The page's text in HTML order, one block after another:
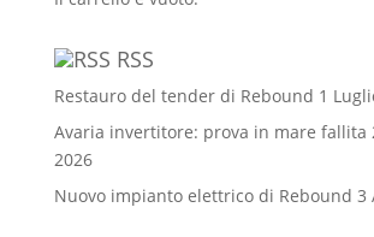
a
m
e
C
h
RSS
Restauro del tender di Rebound 1
Avaria invertitore: prova in mare fallita
2026
Nuovo impianto elettrico di Rebound 3